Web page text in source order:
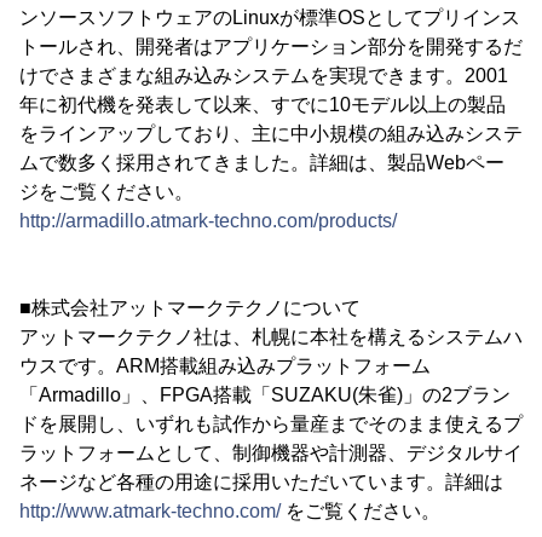
ンソースソフトウェアのLinuxが標準OSとしてプリインス
トールされ、開発者はアプリケーション部分を開発するだ
けでさまざまな組み込みシステムを実現できます。2001
年に初代機を発表して以来、すでに10モデル以上の製品
をラインアップしており、主に中小規模の組み込みシステ
ムで数多く採用されてきました。詳細は、製品Webペー
ジをご覧ください。
http://armadillo.atmark-techno.com/products/
■株式会社アットマークテクノについて
アットマークテクノ社は、札幌に本社を構えるシステムハ
ウスです。ARM搭載組み込みプラットフォーム
「Armadillo」、FPGA搭載「SUZAKU(朱雀)」の2ブラン
ドを展開し、いずれも試作から量産までそのまま使えるプ
ラットフォームとして、制御機器や計測器、デジタルサイ
ネージなど各種の用途に採用いただいています。詳細は
http://www.atmark-techno.com/をご覧ください。